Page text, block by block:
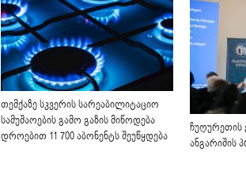
თემქაზე სკვერის სარეაბილიტაციო
სამუშაოების გამო გაზის მიწოდება
დროებით 11 700 აბონენტს შეუწყდება
ჩუღურეთის
ანგარიშის